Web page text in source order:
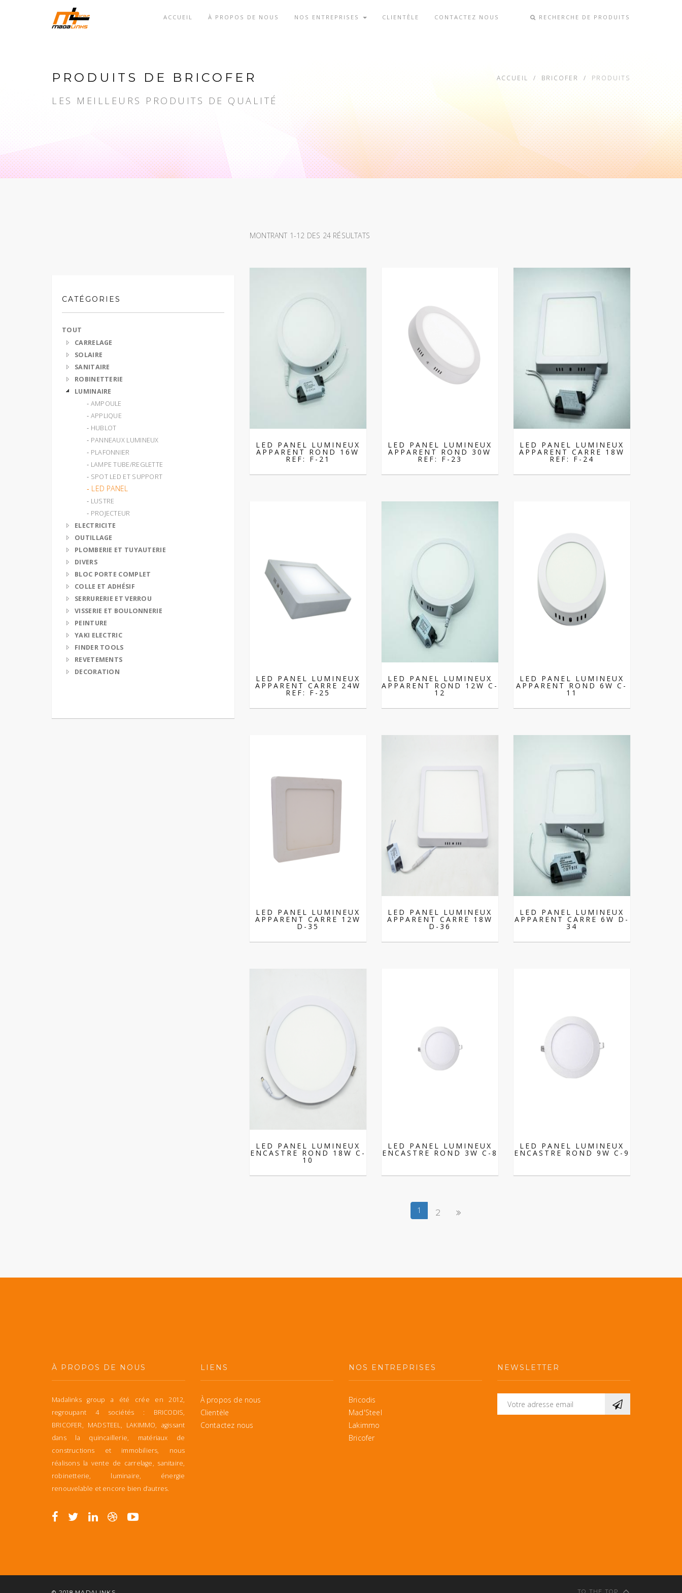
ACCUEIL À PROPOS DE NOUS NOS ENTREPRISES CLIENTÈLE CONTACTEZ NOUS RECHERCHE DE PRODUITS
PRODUITS DE BRICOFER
LES MEILLEURS PRODUITS DE QUALITÉ
ACCUEIL BRICOFER PRODUITS
CATÉGORIES
TOUT
CARRELAGE
SOLAIRE
SANITAIRE
ROBINETTERIE
LUMINAIRE
‐ AMPOULE
‐ APPLIQUE
‐ HUBLOT
‐ PANNEAUX LUMINEUX
‐ PLAFONNIER
‐ LAMPE TUBE/REGLETTE
‐ SPOT LED ET SUPPORT
‐ LED PANEL
‐ LUSTRE
‐ PROJECTEUR
ELECTRICITE
OUTILLAGE
PLOMBERIE ET TUYAUTERIE
DIVERS
BLOC PORTE COMPLET
COLLE ET ADHÉSIF
SERRURERIE ET VERROU
VISSERIE ET BOULONNERIE
PEINTURE
YAKI ELECTRIC
FINDER TOOLS
REVETEMENTS
DECORATION
MONTRANT 1-12 DES 24 RÉSULTATS
LED PANEL LUMINEUX
APPARENT ROND 16W
REF: F-21
LED PANEL LUMINEUX
APPARENT ROND 30W
REF: F-23
LED PANEL LUMINEUX
APPARENT CARRE 18W
REF: F-24
LED PANEL LUMINEUX
APPARENT CARRE 24W
REF: F-25
LED PANEL LUMINEUX
APPARENT ROND 12W C-
12
LED PANEL LUMINEUX
APPARENT ROND 6W C-
11
LED PANEL LUMINEUX
APPARENT CARRE 12W
D-35
LED PANEL LUMINEUX
APPARENT CARRE 18W
D-36
LED PANEL LUMINEUX
APPARENT CARRE 6W D-
34
LED PANEL LUMINEUX
ENCASTRE ROND 18W C-
10
LED PANEL LUMINEUX
ENCASTRE ROND 3W C-8
LED PANEL LUMINEUX
ENCASTRE ROND 9W C-9
1 2
À PROPOS DE NOUS
Madalinks group a été crée en 2012,
regroupant 4 sociétés : BRICODIS,
BRICOFER, MADSTEEL, LAKIMMO, agissant
dans la quincaillerie, matériaux de
constructions et immobiliers, nous
réalisons la vente de carrelage, sanitaire,
robinetterie, luminaire, énergie
renouvelable et encore bien d’autres.
LIENS
À propos de nous
Clientèle
Contactez nous
NOS ENTREPRISES
Bricodis
Mad'Steel
Lakimmo
Bricofer
NEWSLETTER
TO THE TOP